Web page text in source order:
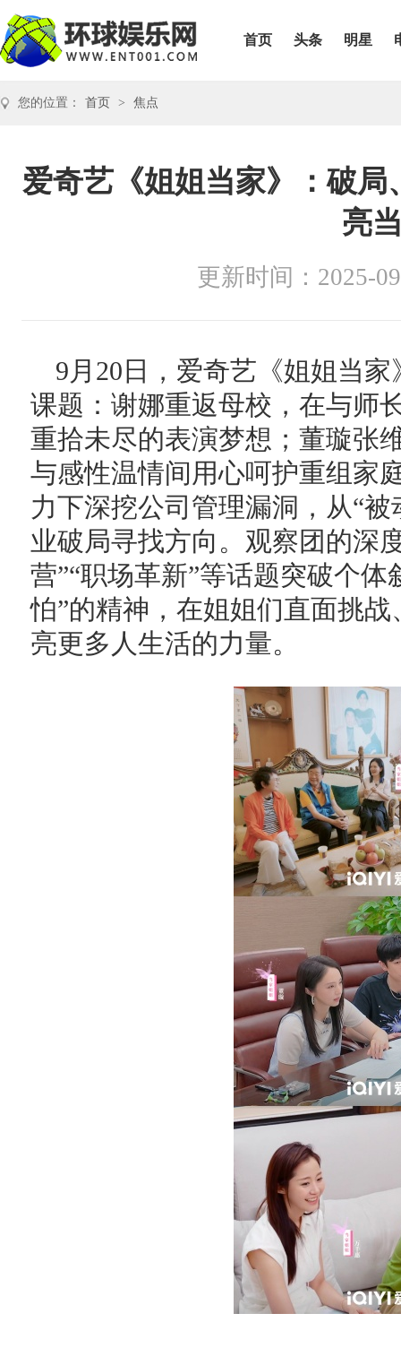
首页 头条 明星
您的位置： 首页 > 焦点
爱奇艺《姐姐当家》：破
亮
更新时间：2025-
9月20日，爱奇艺《姐姐当
课题：谢娜重返母校，在与师
重拾未尽的表演梦想；董璇张
与感性温情间用心呵护重组家
力下深挖公司管理漏洞，从“
业破局寻找方向。观察团的深
营”“职场革新”等话题突破个
怕”的精神，在姐姐们直面挑
亮更多人生活的力量。